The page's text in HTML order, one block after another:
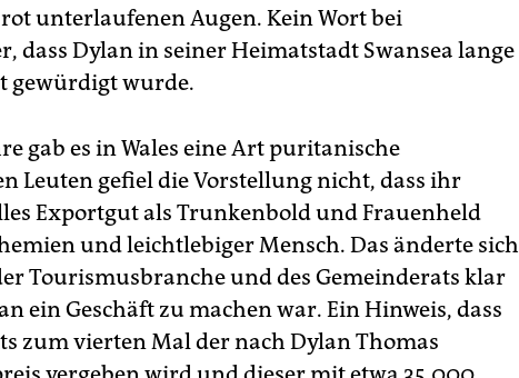
unterlaufenen Augen. Kein Wort bei
dass Dylan in seiner Heimatstadt Swansea lange
gewürdigt wurde.
gab es in Wales eine Art puritanische
Leuten gefiel die Vorstellung nicht, dass ihr
Exportgut als Trunkenbold und Frauenheld
und leichtlebiger Mensch. Das änderte sich
Tourismusbranche und des Gemeinderats klar
ein Geschäft zu machen war. Ein Hinweis, dass
zum vierten Mal der nach Dylan Thomas